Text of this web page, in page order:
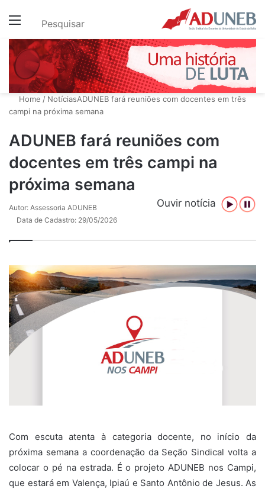
Menu Pesquisar
Home / NotíciasADUNEB fará reuniões com docentes em três
campi na próxima semana
ADUNEB fará reuniões com
docentes em três campi na
próxima semana
Ouvir notícia
Autor: Assessoria ADUNEB
Data de Cadastro: 29/05/2026
Com escuta atenta à categoria docente, no início da
próxima semana a coordenação da Seção Sindical volta a
colocar o pé na estrada. É o projeto ADUNEB nos Campi,
que estará em Valença, Ipiaú e Santo Antônio de Jesus. As